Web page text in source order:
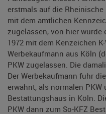
erstmals auf die
mit dem amtlichen
zugelassen, von hier wurde
1972 mit dem Kenzeichen
Werbekaufmann aus Köln
PKW zugelassen. Die
Der Werbekaufmann fuhr
erwähnt, als normalen
Bestattungshaus in Köln.
PKW dann zum So-KFZ